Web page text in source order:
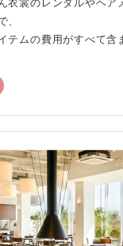
衣裳のレンタルやヘア
、
テムの費用がすべて含